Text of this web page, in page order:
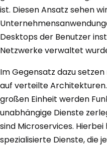
ist. Diesen Ansatz sehen
Desktops der Benutzer
Netzwerke verwaltet
Im Gegensatz dazu
auf verteilte
großen Einheit werden
unabhängige Dienste
sind Microservices.
spezialisierte Dienste, die